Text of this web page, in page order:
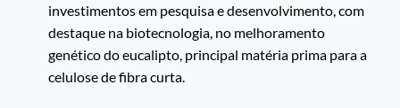
investimentos em pesquisa e desenvolvimento, com
destaque na biotecnologia, no melhoramento
genético do eucalipto, principal matéria prima para a
celulose de fibra curta.